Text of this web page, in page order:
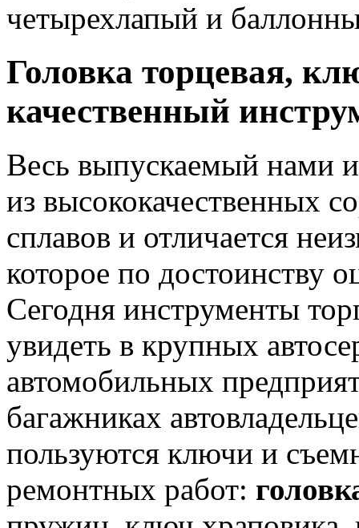
четырехлапый и
Головка торцевая,
качественный
Весь выпускаемый нами
из высококачественных
сплавов и отличается
которое по достоинству
Сегодня инструменты
увидеть в крупных
автомобильных
багажниках
пользуются ключи и
ремонтных работ: